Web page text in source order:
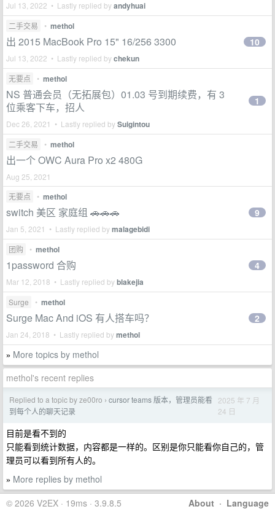
Jul 13, 2022 • Lastly replied byandyhuai
二手交易 • methol
出 2015 MacBook Pro 15" 16/256 3300
Jul 13, 2022 • Lastly replied bychekun
10
无要点 • methol
NS 普通会员（无拓展包）01.03 号到期续费，有 3
位乘客下车，招人
Dec 26, 2021 • Lastly replied bySuigintou
1
二手交易 • methol
出一个 OWC Aura Pro x2 480G
Aug 25, 2021
无要点
• methol
switch 美区 家庭组 🚗🚗🚗
Jan 5, 2021 • Lastly replied bymalagebidi
9
团购 • methol
1password 合购
Mar 12, 2018 • Lastly replied byblakejia
4
Surge • methol
Surge Mac And iOS 有人搭车吗？
Jan 24, 2018 • Lastly replied bymethol
2
» More topics by methol
methol's recent replies
Replied to a topic by ze00ro › cursor teams 版本，管理员能看
到每个人的聊天记录
2025 年 7 月
24 日
目前是看不到的
只能看到统计数据，内容都是一样的。区别是你只能看你自己的，管
理员可以看到所有人的。
» More replies by methol
About · Language
© 2026 V2EX · 19ms · 3.9.8.5